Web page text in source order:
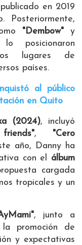
en 2019
Posteriormente,
"Dembow"y
posicionaron
lugares de
países.
al público
en Quito
(2024), incluyó
, "Cero
año, Danny ha
con el álbum
cargada
tropicales y un
, junto a
promoción de
y expectativas